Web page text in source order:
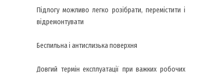
Підлогу можливо легко розібрати, перемістити і
відремонтувати
Беспильна і антислизька поверхня
Довгий термін експлуатації при важких робочих